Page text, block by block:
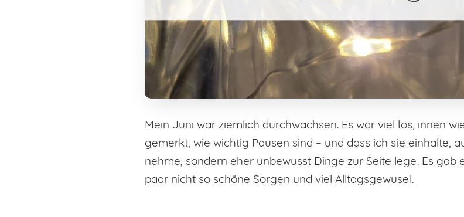
Mein Juni war ziemlich durchwachsen. Es war viel los, innen
gemerkt, wie wichtig Pausen sind – und dass ich sie einhalte,
nehme, sondern eher unbewusst Dinge zur Seite lege. Es
paar nicht so schöne Sorgen und viel Alltagsgewusel.